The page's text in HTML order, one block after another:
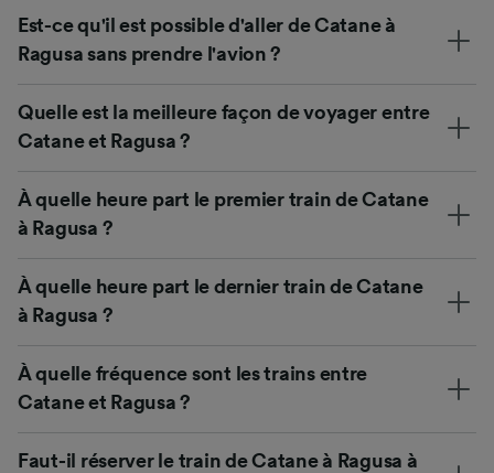
Est-ce qu'il est possible d'aller de Catane à
Ragusa sans prendre l'avion ?
Quelle est la meilleure façon de voyager entre
Catane et Ragusa ?
À quelle heure part le premier train de Catane
à Ragusa ?
À quelle heure part le dernier train de Catane
à Ragusa ?
À quelle fréquence sont les trains entre
Catane et Ragusa ?
Faut-il réserver le train de Catane à Ragusa à